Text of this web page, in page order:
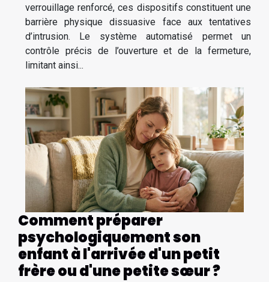
verrouillage renforcé, ces dispositifs constituent une
barrière physique dissuasive face aux tentatives
d’intrusion. Le système automatisé permet un
contrôle précis de l’ouverture et de la fermeture,
limitant ainsi...
Comment préparer
psychologiquement son
enfant à l'arrivée d'un petit
frère ou d'une petite sœur ?